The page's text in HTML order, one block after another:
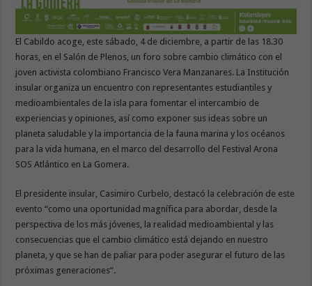
El Cabildo acoge, este sábado, 4 de diciembre, a partir de las 18.30
horas, en el Salón de Plenos, un foro sobre cambio climático con el
joven activista colombiano Francisco Vera Manzanares. La Institución
insular organiza un encuentro con representantes estudiantiles y
medioambientales de la isla para fomentar el intercambio de
experiencias y opiniones, así como exponer sus ideas sobre un
planeta saludable y la importancia de la fauna marina y los océanos
para la vida humana, en el marco del desarrollo del Festival Arona
SOS Atlántico en La Gomera.
El presidente insular, Casimiro Curbelo, destacó la celebración de este
evento “como una oportunidad magnífica para abordar, desde la
perspectiva de los más jóvenes, la realidad medioambiental y las
consecuencias que el cambio climático está dejando en nuestro
planeta, y que se han de paliar para poder asegurar el futuro de las
próximas generaciones”.